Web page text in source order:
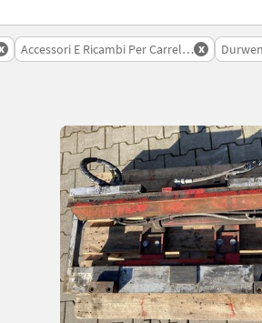
Accessori E Ricambi Per Carrelli Elevatori
x Durwen